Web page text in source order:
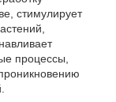
стимулирует
процессы,